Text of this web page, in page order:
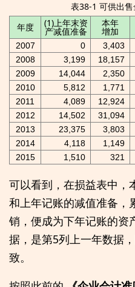
表38-1 可供出
年度
(1)上年末资
产减值准备
本年
增加
2007 0 3,403
2008
3,199 18,157
2009
14,044 2,350
2010
5,812 1,771
2011
4,089 12,924
2012
14,502 31,094
2013
23,375 3,803
2014
4,118 1,149
2015
1,510 321
可以看到，在损益表中，
和上年记账的减值准备，
销，便成为下年记账的资
据，是第5列上一年数据
致。